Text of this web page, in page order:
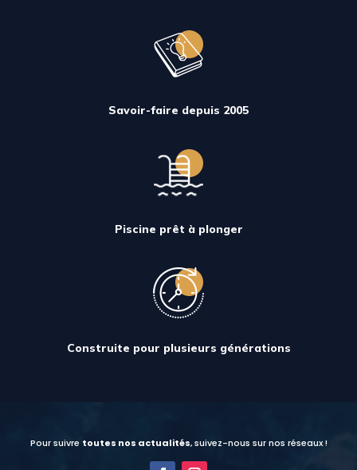
Savoir-faire depuis 2005
Piscine prêt à plonger
Construite pour plusieurs générations
Pour suivre toutes nos actualités, suivez-nous sur nos réseaux !